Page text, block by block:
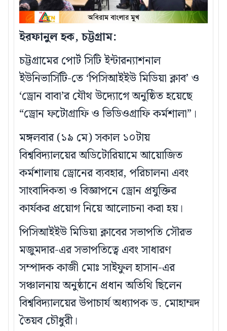
ইরফানুল হক, চট্টগ্রাম:
চট্টগ্রামের পোর্ট সিটি ইন্টারন্যাশনাল
ইউনিভার্সিটি-তে ‘পিসিআইইউ মিডিয়া ক্লাব’ ও
‘ড্রোন বাবা’র যৌথ উদ্যোগে অনুষ্ঠিত হয়েছে
“ড্রোন ফটোগ্রাফি ও ভিডিওগ্রাফি কর্মশালা”।
মঙ্গলবার (১৯ মে) সকাল ১০টায়
বিশ্ববিদ্যালয়ের অডিটোরিয়ামে আয়োজিত
কর্মশালায় ড্রোনের ব্যবহার, পরিচালনা এবং
সাংবাদিকতা ও বিজ্ঞাপনে ড্রোন প্রযুক্তির
কার্যকর প্রয়োগ নিয়ে আলোচনা করা হয়।
পিসিআইইউ মিডিয়া ক্লাবের সভাপতি সৌরভ
মজুমদার-এর সভাপতিত্বে এবং সাধারণ
সম্পাদক কাজী মোঃ সাইফুল হাসান-এর
সঞ্চালনায় অনুষ্ঠানে প্রধান অতিথি ছিলেন
বিশ্ববিদ্যালয়ের উপাচার্য অধ্যাপক ড. মোহাম্মদ
তৈয়ব চৌধুরী।